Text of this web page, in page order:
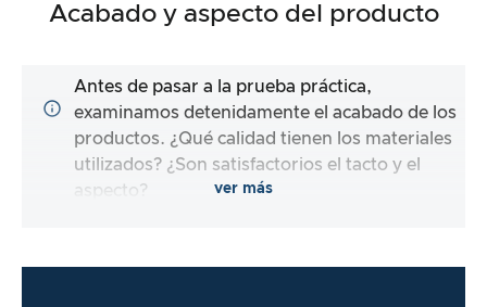
Acabado y aspecto del producto
Antes de pasar a la prueba práctica,
examinamos detenidamente el acabado de los
productos. ¿Qué calidad tienen los materiales
utilizados? ¿Son satisfactorios el tacto y el
aspecto?
ver más